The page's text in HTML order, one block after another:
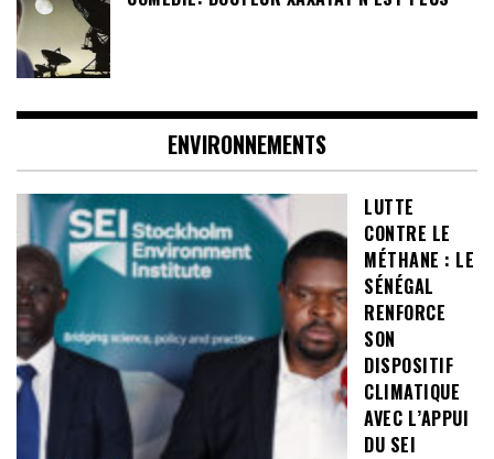
ENVIRONNEMENTS
LUTTE
CONTRE LE
MÉTHANE : LE
SÉNÉGAL
RENFORCE
SON
DISPOSITIF
CLIMATIQUE
AVEC L’APPUI
DU SEI